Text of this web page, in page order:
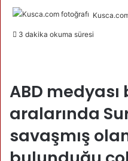
3 dakika okuma süresi
ABD
aralarında
savaşmış